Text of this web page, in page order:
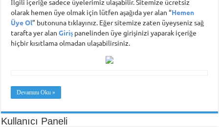
olarak hemen üye olmak için lütfen aşağıda yer alan “Hemen
Üye Ol” butonuna tıklayınız. Eğer sitemize zaten üyeyseniz sağ
tarafta yer alanGiriş panelinden üye girişinizi yaparak içeriğe
hiçbir kısıtlama olmadan ulaşabilirsiniz.
Devamını Oku »
Kullanıcı Paneli